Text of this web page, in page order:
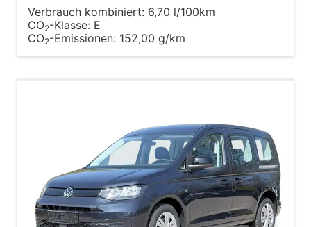
Verbrauch kombiniert: 6,70 l/100km
CO2-Klasse: E
CO2-Emissionen: 152,00 g/km